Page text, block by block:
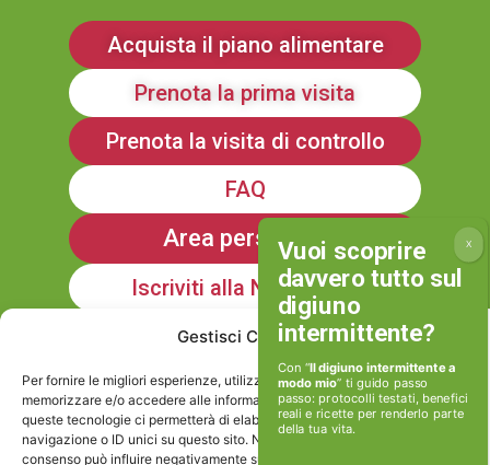
Gestisci Consenso
Per fornire le migliori esperienze, utilizziamo tecnologie come i cookie per
memorizzare e/o accedere alle informazioni del dispositivo. Il consenso a
queste tecnologie ci permetterà di elaborare dati come il comportamento di
navigazione o ID unici su questo sito. Non acconsentire o ritirare il
consenso può influire negativamente su alcune caratteristiche e funzioni.
Acquista il piano alimentare
Prenota la prima visita
Prenota la visita di controllo
FAQ
Area personale
Iscriviti alla Newsletter
Informativa sulla Privacy
Cookie policy
Con “Il digiuno intermittente a
modo mio” ti guido passo
passo: protocolli testati, benefici
reali e ricette per renderlo parte
della tua vita.